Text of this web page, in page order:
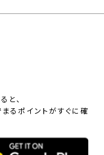
と、
るポイントがすぐに確